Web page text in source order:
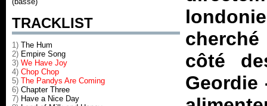
TRACKLIST
1) The Hum
2) Empire Song
3) We Have Joy
4) Chop Chop
5) The Pandys Are Coming
6) Chapter Three
7) Have a Nice Day
côté
Geordie